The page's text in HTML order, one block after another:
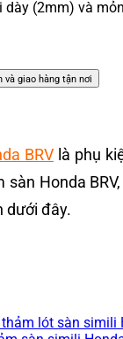
(2mm) và
và giao hàng tận nơi
BRV là phụ
sàn Honda
dưới đây.
lót sàn simili